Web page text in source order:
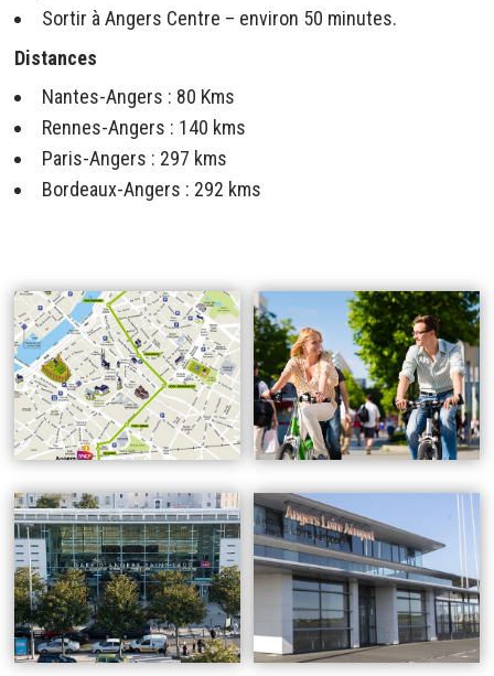
Sortir à Angers Centre – environ 50 minutes.
Distances
Nantes-Angers : 80 Kms
Rennes-Angers : 140 kms
Paris-Angers : 297 kms
Bordeaux-Angers : 292 kms